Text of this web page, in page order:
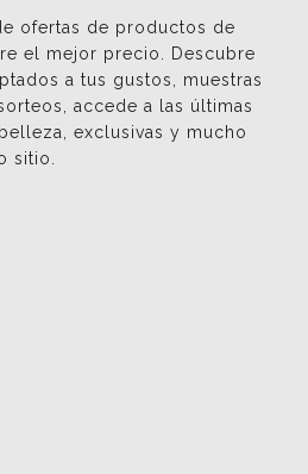
ofertas de productos de
el mejor precio. Descubre
a tus gustos, muestras
accede a las últimas
exclusivas y mucho
sitio.